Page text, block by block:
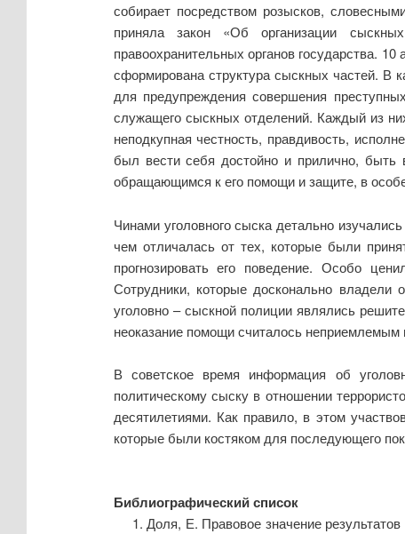
собирает посредством розысков,
приняла закон «Об организации
правоохранительных органов государства.
сформирована структура сыскных частей. В
для предупреждения совершения
служащего сыскных отделений. Каждый из
неподкупная честность, правдивость,
был вести себя достойно и прилично, быть
обращающимся к его помощи и защите, в
Чинами уголовного сыска детально
чем отличалась от тех, которые были
прогнозировать его поведение. Особо
Сотрудники, которые досконально владели
уголовно – сыскной полиции являлись
неоказание помощи считалось
В советское время информация об
политическому сыску в отношении
десятилетиями. Как правило, в этом
которые были костяком для последующего
Библиографический список
Доля, Е. Правовое значение